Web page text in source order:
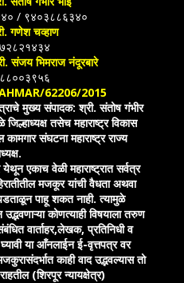
/ ९४०३८८६३४०
गणेश चव्हाण
संजय भिमराज नंदूरबारे
62206/2015
मुख्य संपादक: श्री. संतोष गंभीर
तसेच महाराष्ट्र विकास
संघटना महाराष्ट्र राज्य
एकाच वेळी महाराष्ट्रात सर्वत्र
मजकूर यांची वैधता अथवा
पाहू शकत नाही. त्यामुळे
कोणत्याही विषयाला तरुण
वार्ताहर,लेखक, प्रतिनिधी व
या आँनलाईन ई-वृत्तपत्र वर
काही वाद उद्भवल्यास तो
(शिरपूर न्यायक्षेत्र)